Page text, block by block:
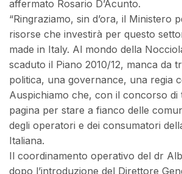
affermato Rosario D’Acunto.
“Ringraziamo, sin d’ora, il Ministero
risorse che investirà per questo
made in Italy. Al mondo della
scaduto il Piano 2010/12, manca da
politica, una governance, una regia
Auspichiamo che, con il concorso di
pagina per stare a fianco delle
degli operatori e dei consumatori
Italiana.
Il coordinamento operativo del dr
dopo l’introduzione del Direttore